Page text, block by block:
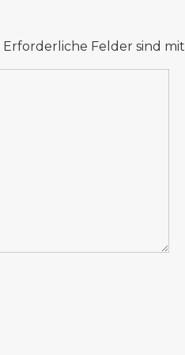
Erforderliche Felder sind mit